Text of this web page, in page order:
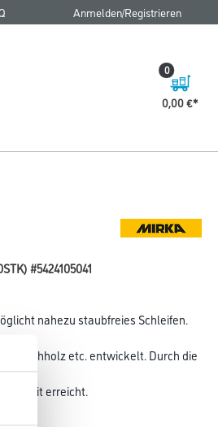
Anmelden/Registrieren
0,00 €
0
#5424105041
nahezu staubfreies Schleifen.
Weichholz etc. entwickelt. Durch die
erreicht.